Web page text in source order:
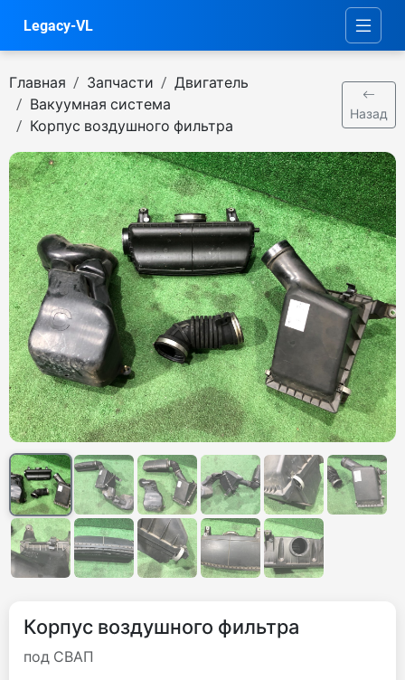
Legacy-VL
Главная Запчасти
Двигатель
Вакуумная система
Корпус воздушного фильтра
Назад
Корпус воздушного фильтра
под СВАП